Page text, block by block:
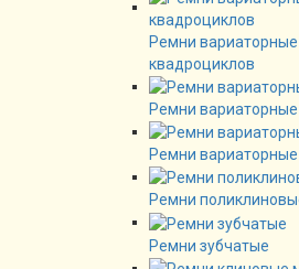
Ремни
квадроциклов
Ремни
Ремни
Ремни
Ремни зубчатые